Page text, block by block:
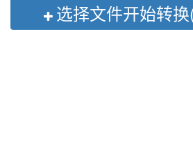
选择文件开始转